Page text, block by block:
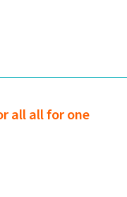
all all for one